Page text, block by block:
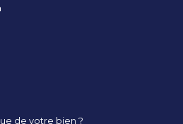
de votre bien ?